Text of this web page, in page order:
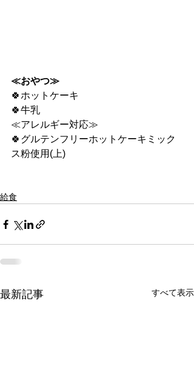
≪おやつ≫
🍀ホットケーキ
🍀牛乳
≪アレルギー対応≫
🍀グルテンフリーホットケーキミック
ス粉使用(上)
給食
最新記事 すべて表示